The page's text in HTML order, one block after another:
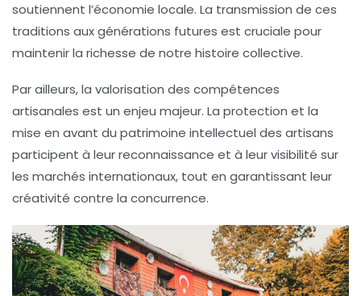
soutiennent l’économie locale. La transmission de ces
traditions aux générations futures est cruciale pour
maintenir la richesse de notre histoire collective.
Par ailleurs, la valorisation des compétences
artisanales est un enjeu majeur. La protection et la
mise en avant du patrimoine intellectuel des artisans
participent à leur reconnaissance et à leurvisibilité sur
les marchés internationaux, tout en garantissant leur
créativité contre la concurrence.